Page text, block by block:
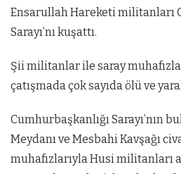
Ensarullah Hareketi militanları
Sarayı’nı kuşattı.
Şii militanlar ile saray
çatışmada çok sayıda ölü ve
Cumhurbaşkanlığı Sarayı’nın
Meydanı ve Mesbahi Kavşağı
muhafızlarıyla Husi militanları